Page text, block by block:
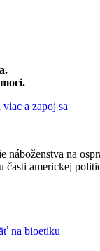
viac a zapoj sa
na
americkej
na bioetiku